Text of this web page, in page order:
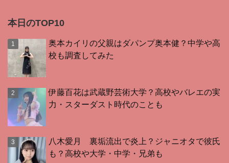
本日のTOP10
奥本カイリの父親はダパンプ奥本健？中学や高
校も調査してみた
伊藤百花は武蔵野芸術大学？高校やバレエの実
力・スターダスト時代のことも
八木愛月 裏垢流出で炎上？ジャニオタで彼氏
も？高校や大学・中学・兄弟も